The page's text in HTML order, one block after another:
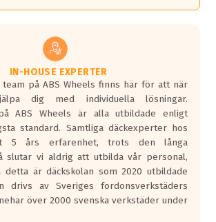
använder.
satt A till F. Där A påvisar
och F är den
delas ut för
lätta lastbilar.
ett test där däcken
på en väg där det ligger
skillnaden på
IN-HOUSE EXPERTER
team på ABS Wheels finns här för att när
dig med individuella lösningar.
ABS Wheels är alla utbildade enligt
standard. Samtliga däckexperter hos
5 års erfarenhet, trots den långa
slutar vi aldrig att utbilda vår personal,
är däckskolan som 2020 utbildade
drivs av Sveriges fordonsverkstäders
över 2000 svenska verkstäder under